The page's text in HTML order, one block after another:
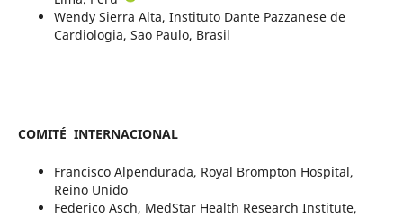
Wendy Sierra Alta, Instituto Dante Pazzanese de
Cardiologia, Sao Paulo, Brasil
COMITÉ INTERNACIONAL
Francisco Alpendurada, Royal Brompton Hospital,
Reino Unido
Federico Asch, MedStar Health Research Institute,